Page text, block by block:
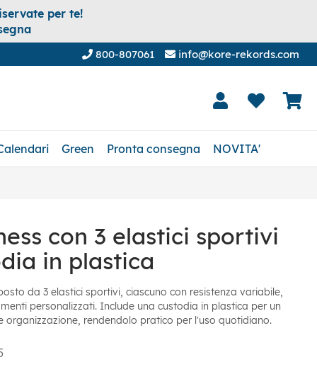
per te!
800-807061 info@kore-rekords.com
Green Pronta consegna NOVITA'
con 3 elastici sportivi
in plastica
da 3 elastici sportivi, ciascuno con resistenza variabile,
personalizzati. Include una custodia in plastica per un
organizzazione, rendendolo pratico per l'uso quotidiano.